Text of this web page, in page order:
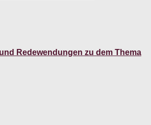
Redewendungen zu dem Thema